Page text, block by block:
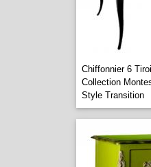
Chiffonnier 6
Collection
Style Transition